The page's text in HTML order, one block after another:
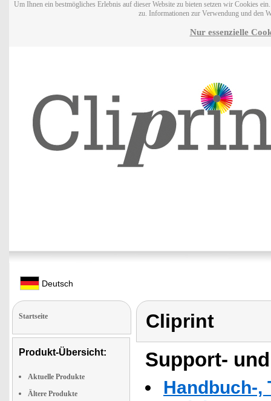
Um Ihnen ein bestmögliches Erlebnis auf dieser Website zu bieten setzen wir Cookies
zu. Informationen zur Verwendung und den
Nur essenzielle
Deutsch
Startseite
Produkt-Übersicht:
Aktuelle Produkte
Ältere Produkte
Cliprint
Support-
Handbuch-,